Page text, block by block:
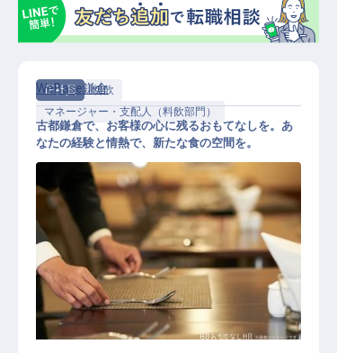
正社員
料飲
マネージャー・支配人（料飲部門）
レストランホールマネージャー候補
WeBase鎌倉
古都鎌倉で、お客様の心に残るおもてなしを。あ
なたの経験と情熱で、新たな食の空間を。